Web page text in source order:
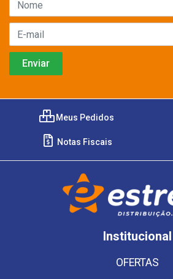
Meus Pedidos
Notas Fiscais
Institucional
OFERTAS